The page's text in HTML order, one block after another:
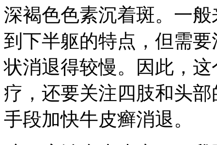
深褐色色素沉着斑。一
到下半躯的特点，但需
状消退得较慢。因此，
疗，还要关注四肢和头
手段加快牛皮癣消退。